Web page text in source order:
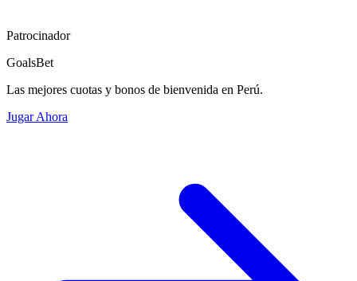
Patrocinador
GoalsBet
Las mejores cuotas y bonos de bienvenida en Perú.
Jugar Ahora